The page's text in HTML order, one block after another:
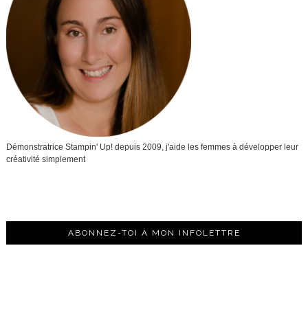
Démonstratrice Stampin' Up! depuis 2009, j'aide les femmes à développer leur
créativité simplement
ABONNEZ-TOI À MON INFOLETTRE